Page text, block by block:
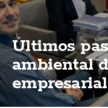
Últimos
ambiental